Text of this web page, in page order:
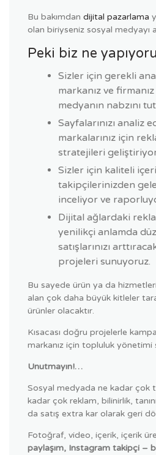
Bu bakımdan dijital pazarlama
olan biriyseniz sosyal medyayı
Peki biz ne
Sizler için gerekli
markanız ve
medyanın nabzını
Sayfalarınızı analiz
markalarınız için
stratejileri
Sizler için kaliteli
takipçilerinizden
inceliyor ve
Dijital ağlardaki
yenilikçi anlamda
satışlarınızı
projeleri sunuyoruz.
Bu sayede ürün ya da
alan çok daha büyük kitleler
ürünler olacaktır.
Kısacası doğru projelerle
markanız için topluluk yönetimi
Unutmayın!…
Sosyal medyada ne kadar çok
kadar çok reklam, bilinirlik,
da satış extra kar olarak geri
Fotoğraf, video, içerik, içerik
paylaşım, Instagram takipçi –